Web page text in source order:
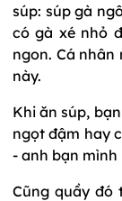
súp: súp gà
có gà xé nhỏ
ngon. Cá
này.
Khi ăn súp,
ngọt đậm hay
- anh bạn mình
Cũng quầy đó